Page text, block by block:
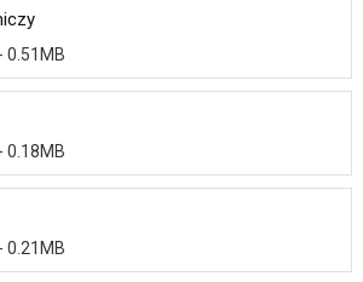
0.51MB
0.18MB
0.21MB